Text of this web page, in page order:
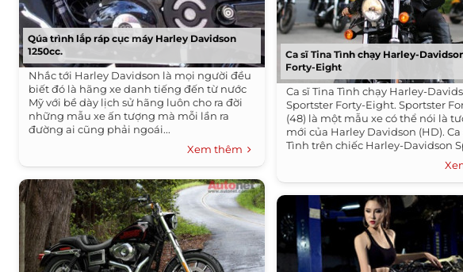
Qúa trình lắp ráp cục máy Harley Davidson
1250cc.
Nhắc tới Harley Davidson là mọi người đều
biết đó là hãng xe danh tiếng đến từ nước
Mỹ với bề dày lịch sử hãng luôn cho ra đời
những mẫu xe ấn tượng mà mỗi lần ra
đường ai cũng phải ngoái...
Xem thêm
Ca sĩ Tina Tình chạy Harley-
Forty-Eight
Ca sĩ Tina Tình chạy Harley-
Sportster Forty-Eight. Sportster
(48) là một mẫu xe có thể nói là
mới của Harley Davidson (HD). Ca
Tình trên chiếc Harley-Davidson